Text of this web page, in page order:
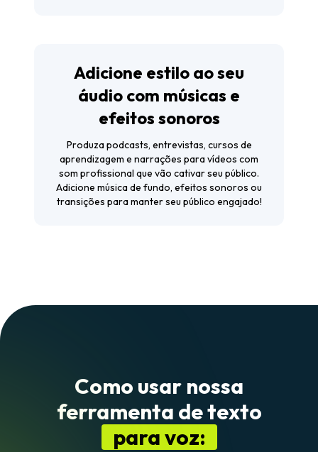
Adicione estilo ao seu
áudio com músicas e
efeitos sonoros
Produza podcasts, entrevistas, cursos de
aprendizagem e narrações para vídeos com
som profissional que vão cativar seu público.
Adicione música de fundo, efeitos sonoros ou
transições para manter seu público engajado!
Como usar nossa
ferramenta de texto
para voz: